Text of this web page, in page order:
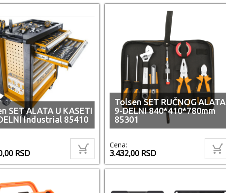
SET ALATA U KASETI
Industrial 85410
RSD
Tolsen SET RUČNOG ALATA
9-DELNI 840*410*780mm
85301
Cena:
3.432,00 RSD